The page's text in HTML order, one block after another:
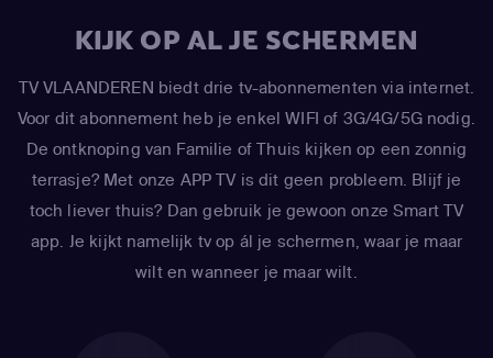
KIJK OP AL JE SCHERMEN
TV VLAANDEREN biedt drie tv-abonnementen via internet.
Voor dit abonnement heb je enkel WIFI of 3G/4G/5G nodig.
De ontknoping van Familie of Thuis kijken op een zonnig
terrasje? Met onze APP TV is dit geen probleem. Blijf je
toch liever thuis? Dan gebruik je gewoon onze Smart TV
app. Je kijkt namelijk tv op ál je schermen, waar je maar
wilt en wanneer je maar wilt.